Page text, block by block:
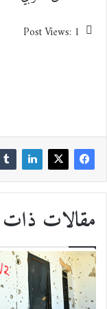
Post Views: 1
مقالات